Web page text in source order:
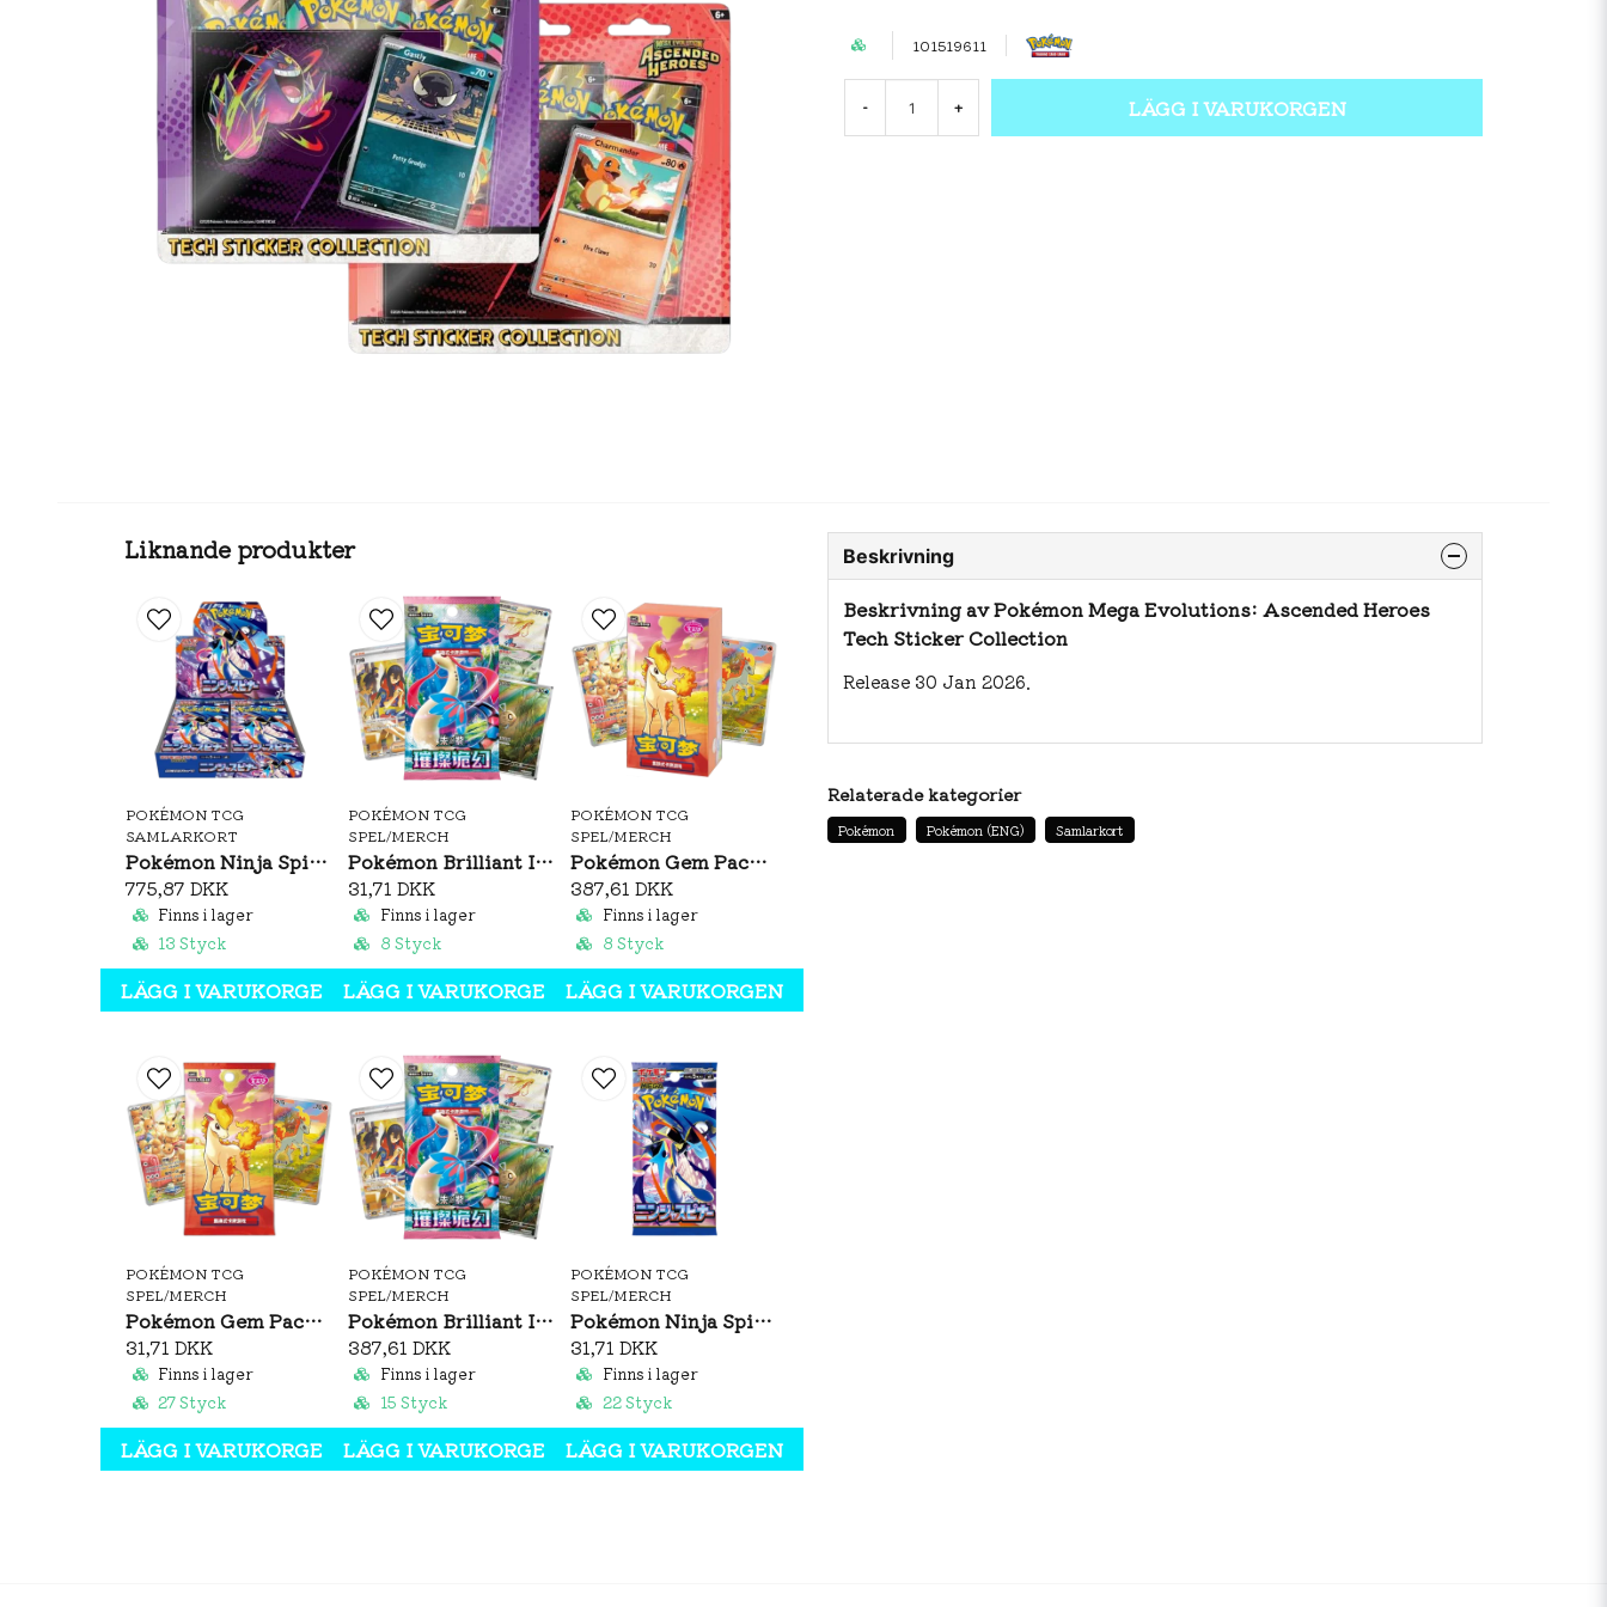
101519611
- + LÄGG I VARUKORGEN
Liknande produkter
POKÉMON TCG
SAMLARKORT
Pokémon Ninja Spinner Booster Box (JP)
775,87 DKK
Finns i lager
13 Styck
LÄGG I VARUKORGEN
POKÉMON TCG
SPEL/MERCH
Pokémon Brilliant Illusions CSV8C Booster Pack Slim (S-CH)
31,71 DKK
Finns i lager
8 Styck
LÄGG I VARUKORGEN
POKÉMON TCG
SPEL/MERCH
Pokémon Gem Pack Vol. 4 Booster Box (S-CH)
387,61 DKK
Finns i lager
8 Styck
LÄGG I VARUKORGEN
POKÉMON TCG
SPEL/MERCH
Pokémon Gem Pack Vol. 4 Booster Pack (S-CH)
31,71 DKK
Finns i lager
27 Styck
LÄGG I VARUKORGEN
POKÉMON TCG
SPEL/MERCH
Pokémon Brilliant Illusions CSV8C Booster Box Slim (S-CH)
387,61 DKK
Finns i lager
15 Styck
LÄGG I VARUKORGEN
POKÉMON TCG
SPEL/MERCH
Pokémon Ninja Spinner Booster Pack (JP)
31,71 DKK
Finns i lager
22 Styck
LÄGG I VARUKORGEN
Beskrivning
Beskrivning av Pokémon Mega Evolutions: Ascended Heroes
Tech Sticker Collection
Release 30 Jan 2026.
Relaterade kategorier
Pokémon Pokémon (ENG) Samlarkort